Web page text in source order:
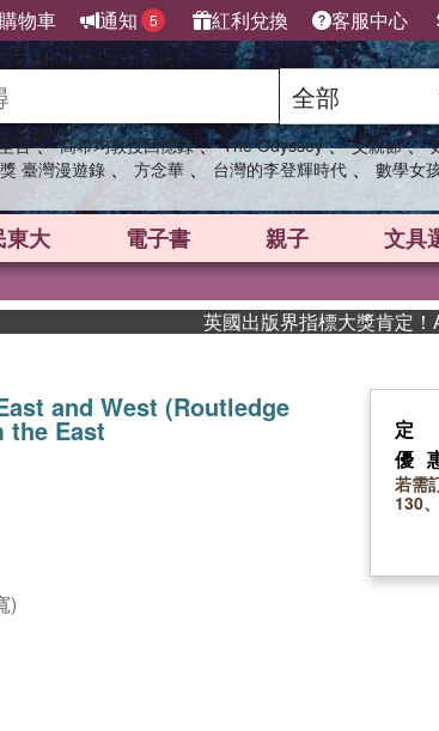
購物車 通知 5 紅利兌換 客服中心
吾 、 高希均教授回憶錄 、 The Odyssey 、 父親節 、
臺灣漫遊錄 、 方念華 、 台灣的李登輝時代 、 數學女
東大 電子書 親子 文具
英國出版界指標大獎肯定！
and West (Routledge
the East
)
優
若需
130